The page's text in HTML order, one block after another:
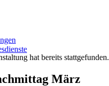
hat bereits stattgefunden.
März